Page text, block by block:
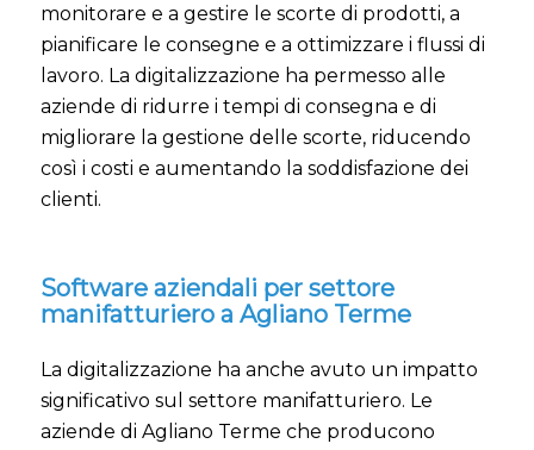
monitorare e a gestire le scorte di prodotti, a
pianificare le consegne e a ottimizzare i flussi di
lavoro. La digitalizzazione ha permesso alle
aziende di ridurre i tempi di consegna e di
migliorare la gestione delle scorte, riducendo
così i costi e aumentando la soddisfazione dei
clienti.
Software aziendali per settore
manifatturiero a Agliano Terme
La digitalizzazione ha anche avuto un impatto
significativo sul settore manifatturiero. Le
aziende di Agliano Terme che producono